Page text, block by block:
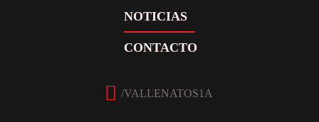
NOTICIAS
CONTACTO